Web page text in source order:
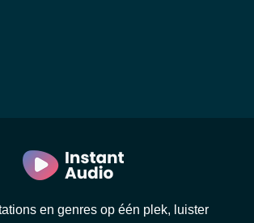
en genres op één plek, luister